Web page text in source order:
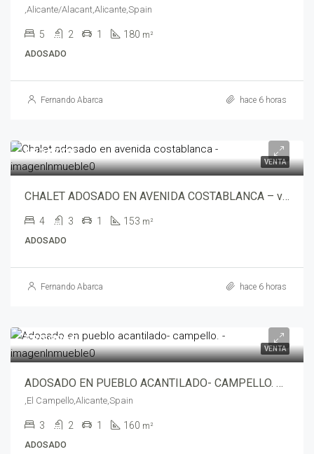
,Alicante/Alacant,Alicante,Spain
5 2 1 180 m²
ADOSADO
Fernando Abarca hace 6 horas
VENTA
650,000€
CHALET ADOSADO EN AVENIDA COSTABLANCA – va-52302768-3866
4 3 1 153 m²
ADOSADO
Fernando Abarca hace 6 horas
VENTA
550,000€
ADOSADO EN PUEBLO ACANTILADO- CAMPELLO. – rc02756-4360
,El Campello,Alicante,Spain
3 2 1 160 m²
ADOSADO